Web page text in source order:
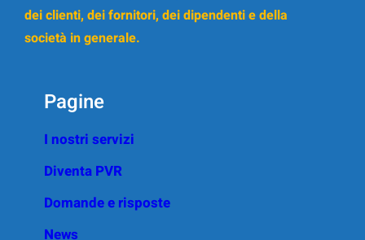
dei clienti, dei fornitori, dei dipendenti e della
società in generale.
Pagine
I nostri servizi
Diventa PVR
Domande e risposte
News